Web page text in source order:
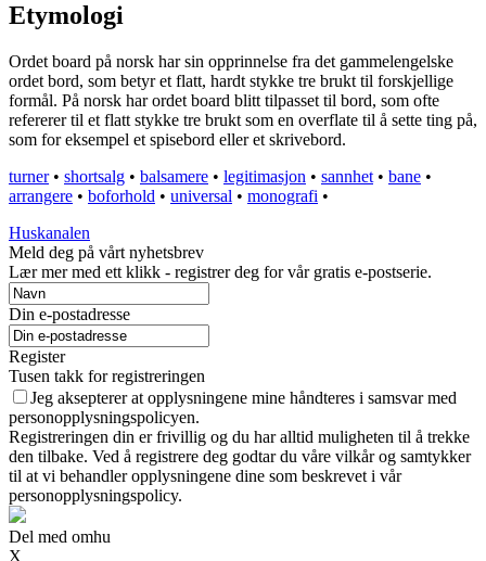
Etymologi
Ordet board på norsk har sin opprinnelse fra det gammelengelske
ordet bord, som betyr et flatt, hardt stykke tre brukt til forskjellige
formål. På norsk har ordet board blitt tilpasset til bord, som ofte
refererer til et flatt stykke tre brukt som en overflate til å sette ting på,
som for eksempel et spisebord eller et skrivebord.
turner• shortsalg • balsamere • legitimasjon • sannhet • bane •
arrangere • boforhold • universal • monografi •
Huskanalen
Meld deg på vårt nyhetsbrev
Lær mer med ett klikk - registrer deg for vår gratis e-postserie.
Din e-postadresse
Register
Tusen takk for registreringen
Jeg aksepterer at opplysningene mine håndteres i samsvar med
personopplysningspolicyen.
Registreringen din er frivillig og du har alltid muligheten til å trekke
den tilbake. Ved å registrere deg godtar du våre vilkår og samtykker
til at vi behandler opplysningene dine som beskrevet i vår
personopplysningspolicy.
Del med omhu
X